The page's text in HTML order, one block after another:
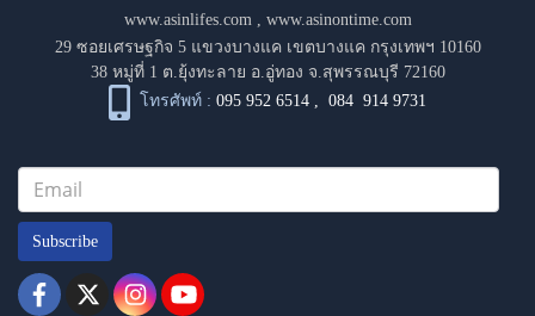
www.asinlifes.com, www.asinontime.com
29 ซอยเศรษฐกิจ 5 แขวงบางแค เขตบางแค กรุงเทพฯ 10160
38 หมู่ที่ 1 ต.ยุ้งทะลาย อ.อู่ทอง จ.สุพรรณบุรี 72160
โทรศัพท์ : 095 952 6514 ,084 914 9731
Subscribe